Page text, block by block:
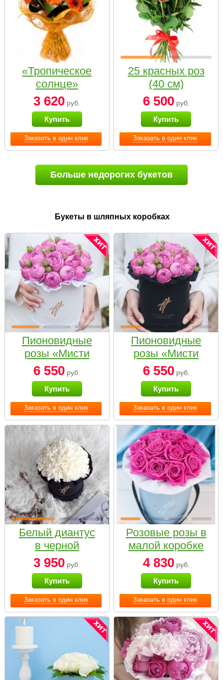
Заказать в один клик
«Тропическое
солнце»
3 620 руб.
Купить
Заказать в один клик
25 красных роз
(40 см)
6 500руб.
Купить
Больше недорогих букетов
Букеты в шляпных коробках
Заказать в один клик
Пионовидные
розы «Мисти
бабблс» в белой
коробке Small
6 550 руб.
Купить
Заказать в один клик
Пионовидные
розы «Мисти
бабблс» в
черной коробке
Small
6 550руб.
Купить
Заказать в один клик
Белый диантус
в черной
коробке Small
3 950 руб.
Купить
Заказать в один клик
Розовые розы в
малой коробке
4 830руб.
Купить